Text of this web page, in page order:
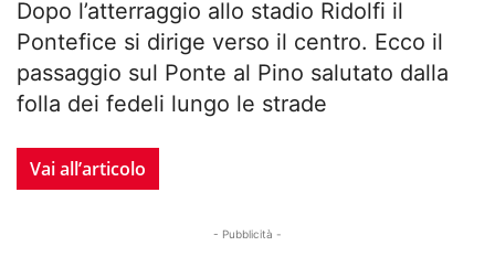
Dopo l’atterraggio allo stadio Ridolfi il
Pontefice si dirige verso il centro. Ecco il
passaggio sul Ponte al Pino salutato dalla
folla dei fedeli lungo le strade
Vai all’articolo
- Pubblicità -